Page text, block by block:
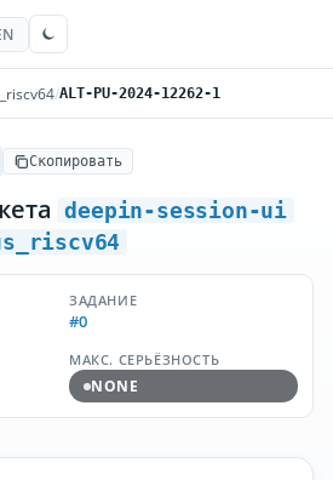
/ALT-PU-2024-12262-1
Скопировать
deepin-session-ui
ЗАДАНИЕ
#0
МАКС. СЕРЬЁЗНОСТЬ
NONE